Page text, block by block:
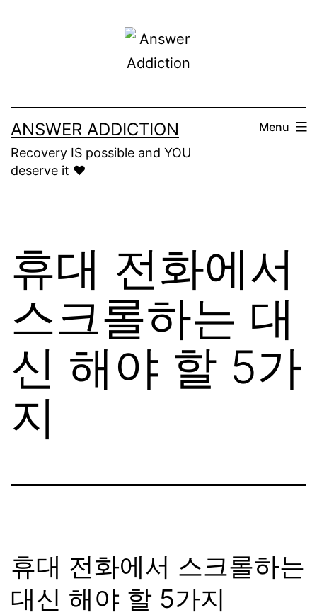
ANSWER ADDICTION
Recovery IS possible and YOU
deserve it ❤️
Menu
휴대 전화에서
스크롤하는 대
신 해야 할 5가
지
휴대 전화에서 스크롤하는
대신 해야 할 5가지